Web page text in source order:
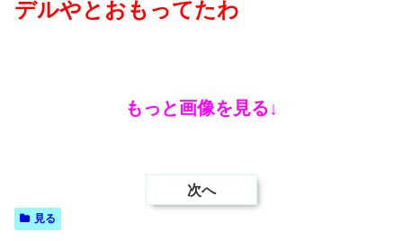
デルやとおもってたわ
もっと画像を見る↓
次へ
見る